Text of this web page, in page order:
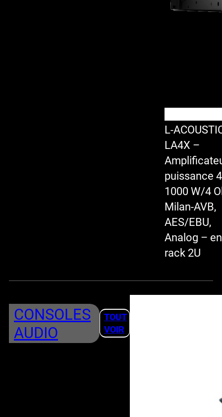
L-
LA4X –
puissance
1000 W/4
Milan-AVB,
AES/EBU,
Analog – en
rack 2U
CONSOLES
AUDIO
TOUT
VOIR